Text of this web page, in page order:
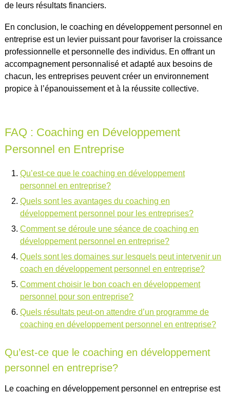
de leurs résultats financiers.
En conclusion, le coaching en développement personnel en
entreprise est un levier puissant pour favoriser la croissance
professionnelle et personnelle des individus. En offrant un
accompagnement personnalisé et adapté aux besoins de
chacun, les entreprises peuvent créer un environnement
propice à l’épanouissement et à la réussite collective.
FAQ : Coaching en Développement
Personnel en Entreprise
Qu’est-ce que le coaching en développement
personnel en entreprise?
Quels sont les avantages du coaching en
développement personnel pour les entreprises?
Comment se déroule une séance de coaching en
développement personnel en entreprise?
Quels sont les domaines sur lesquels peut intervenir un
coach en développement personnel en entreprise?
Comment choisir le bon coach en développement
personnel pour son entreprise?
Quels résultats peut-on attendre d’un programme de
coaching en développement personnel en entreprise?
Qu’est-ce que le coaching en développement
personnel en entreprise?
Le coaching en développement personnel en entreprise est